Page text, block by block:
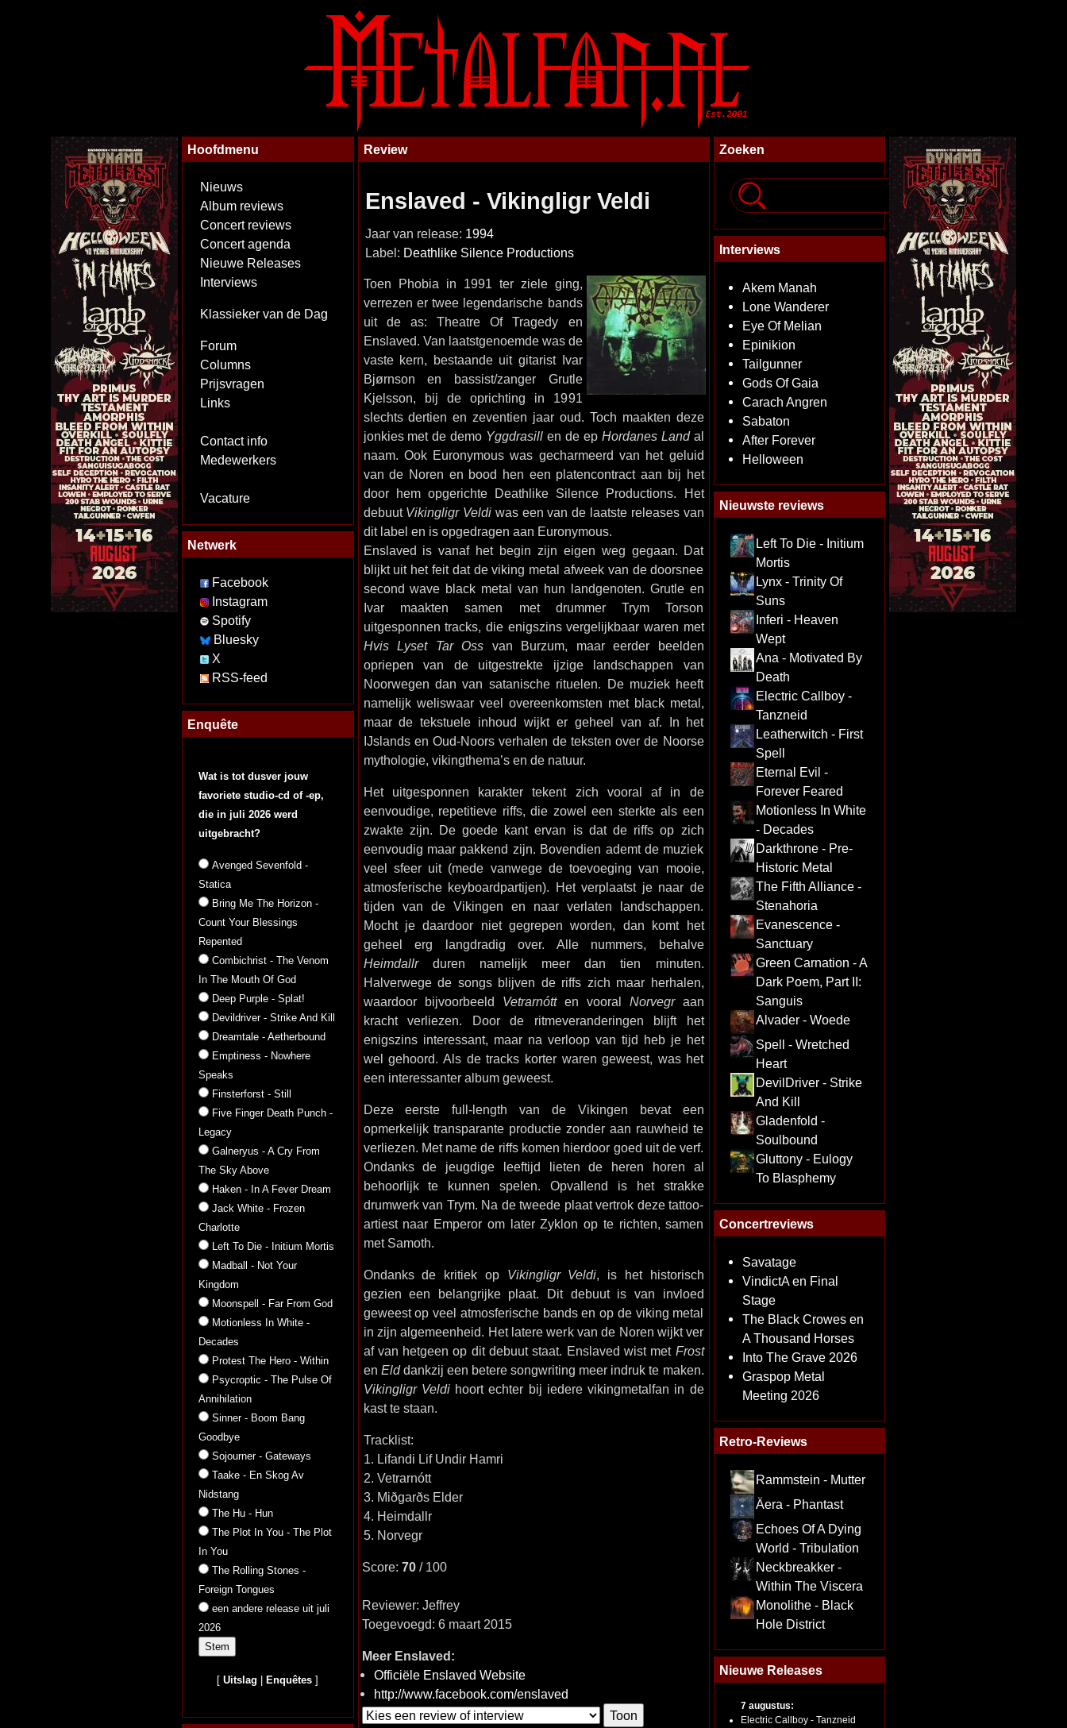
Hoofdmenu
Nieuws
Album reviews
Concert reviews
Concert agenda
Nieuwe Releases
Interviews
Klassieker van de Dag
Forum
Columns
Prijsvragen
Links
Contact info
Medewerkers
Vacature
Netwerk
Facebook
Instagram
Spotify
Bluesky
X
RSS-feed
Enquête
Wat is tot dusver jouw
favoriete studio-cd of -ep,
die in juli 2026 werd
uitgebracht?
Avenged Sevenfold -
Statica
Bring Me The Horizon -
Count Your Blessings
Repented
Combichrist - The Venom
In The Mouth Of God
Deep Purple - Splat!
Devildriver - Strike And Kill
Dreamtale - Aetherbound
Emptiness - Nowhere
Speaks
Finsterforst - Still
Five Finger Death Punch -
Legacy
Galneryus - A Cry From
The Sky Above
Haken - In A Fever Dream
Jack White - Frozen
Charlotte
Left To Die - Initium Mortis
Madball - Not Your
Kingdom
Moonspell - Far From God
Motionless In White -
Decades
Protest The Hero - Within
Psycroptic - The Pulse Of
Annihilation
Sinner - Boom Bang
Goodbye
Sojourner - Gateways
Taake - En Skog Av
Nidstang
The Hu - Hun
The Plot In You - The Plot
In You
The Rolling Stones -
Foreign Tongues
een andere release uit juli
2026
[Uitslag Enquêtes ]
Review
Enslaved - Vikingligr Veldi
Jaar van release: 1994
Label: Deathlike Silence Productions
Toen Phobia in 1991 ter ziele ging,
verrezen er twee legendarische bands
uit de as: Theatre Of Tragedy en
Enslaved. Van laatstgenoemde was de
vaste kern, bestaande uit gitarist Ivar
Bjørnson en bassist/zanger Grutle
Kjelsson, bij de oprichting in 1991
slechts dertien en zeventien jaar oud. Toch maakten deze
jonkies met de demo Yggdrasill en de ep Hordanes Landal
naam. Ook Euronymous was gecharmeerd van het geluid
van de Noren en bood hen een platencontract aan bij het
door hem opgerichte Deathlike Silence Productions. Het
debuut Vikingligr Veldi was een van de laatste releases van
dit label en is opgedragen aan Euronymous.
Enslaved is vanaf het begin zijn eigen weg gegaan. Dat
blijkt uit het feit dat de viking metal afweek van de doorsnee
second wave black metal van hun landgenoten. Grutle en
Ivar maakten samen met drummer Trym Torson
uitgesponnen tracks, die enigszins vergelijkbaar waren met
Hvis Lyset Tar Oss van Burzum, maar eerder beelden
opriepen van de uitgestrekte ijzige landschappen van
Noorwegen dan van satanische rituelen. De muziek heeft
namelijk weliswaar veel overeenkomsten met black metal,
maar de tekstuele inhoud wijkt er geheel van af. In het
IJslands en Oud-Noors verhalen de teksten over de Noorse
mythologie, vikingthema’s en de natuur.
Het uitgesponnen karakter tekent zich vooral af in de
eenvoudige, repetitieve riffs, die zowel een sterkte als een
zwakte zijn. De goede kant ervan is dat de riffs op zich
eenvoudig maar pakkend zijn. Bovendien ademt de muziek
veel sfeer uit (mede vanwege de toevoeging van mooie,
atmosferische keyboardpartijen). Het verplaatst je naar de
tijden van de Vikingen en naar verlaten landschappen.
Mocht je daardoor niet gegrepen worden, dan komt het
geheel erg langdradig over. Alle nummers, behalve
Heimdallrduren namelijk meer dan tien minuten.
Halverwege de songs blijven de riffs zich maar herhalen,
waardoor bijvoorbeeld Vetrarnótten vooral Norvegraan
kracht verliezen. Door de ritmeveranderingen blijft het
enigszins interessant, maar na verloop van tijd heb je het
wel gehoord. Als de tracks korter waren geweest, was het
een interessanter album geweest.
Deze eerste full-length van de Vikingen bevat een
opmerkelijk transparante productie zonder aan rauwheid te
verliezen. Met name de riffs komen hierdoor goed uit de verf.
Ondanks de jeugdige leeftijd lieten de heren horen al
behoorlijk te kunnen spelen. Opvallend is het strakke
drumwerk van Trym. Na de tweede plaat vertrok deze tattoo-
artiest naar Emperor om later Zyklon op te richten, samen
met Samoth.
Ondanks de kritiek op Vikingligr Veldi, is het historisch
gezien een belangrijke plaat. Dit debuut is van invloed
geweest op veel atmosferische bands en op de viking metal
in zijn algemeenheid. Het latere werk van de Noren wijkt ver
af van hetgeen op dit debuut staat. Enslaved wist met Frost
en Elddankzij een betere songwriting meer indruk te maken.
Vikingligr Veldihoort echter bij iedere vikingmetalfan in de
kast te staan.
Tracklist:
1. Lifandi Lif Undir Hamri
2. Vetrarnótt
3. Miðgarðs Elder
4. Heimdallr
5. Norvegr
Score: 70/ 100
Reviewer: Jeffrey
Toegevoegd: 6 maart 2015
Meer Enslaved:
Officiële Enslaved Website
http://www.facebook.com/enslaved
Zoeken
Interviews
Akem Manah
Lone Wanderer
Eye Of Melian
Epinikion
Tailgunner
Gods Of Gaia
Carach Angren
Sabaton
After Forever
Helloween
Nieuwste reviews
Left To Die - Initium
Mortis
Lynx - Trinity Of
Suns
Inferi - Heaven
Wept
Ana - Motivated By
Death
Electric Callboy -
Tanzneid
Leatherwitch - First
Spell
Eternal Evil -
Forever Feared
Motionless In White
- Decades
Darkthrone - Pre-
Historic Metal
The Fifth Alliance -
Stenahoria
Evanescence -
Sanctuary
Green Carnation - A
Dark Poem, Part II:
Sanguis
Alvader - Woede
Spell - Wretched
Heart
DevilDriver - Strike
And Kill
Gladenfold -
Soulbound
Gluttony - Eulogy
To Blasphemy
Concertreviews
Savatage
VindictA en Final
Stage
The Black Crowes en
A Thousand Horses
Into The Grave 2026
Graspop Metal
Meeting 2026
Retro-Reviews
Rammstein - Mutter
Äera - Phantast
Echoes Of A Dying
World - Tribulation
Neckbreakker -
Within The Viscera
Monolithe - Black
Hole District
Nieuwe Releases
7 augustus:
Electric Callboy - Tanzneid